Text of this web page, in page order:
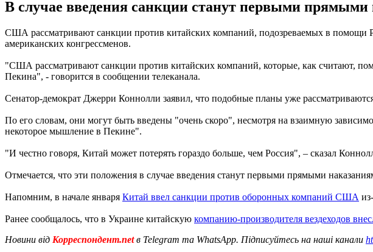
В случае введения санкции станут первыми
США рассматривают санкции против китайских компаний, подозреваемых в
американских конгрессменов.
"США рассматривают санкции против китайских компаний, которые, как считают,
Пекина", - говорится в сообщении телеканала.
Сенатор-демократ Джерри Коннолли заявил, что подобные планы уже
По его словам, они могут быть введены "очень скоро", несмотря на взаимную
некоторое мышление в Пекине".
"И честно говоря, Китай может потерять гораздо больше, чем Россия", – сказал
Отмечается, что эти положения в случае введения станут первыми прямыми
Напомним, в начале января Китай ввел санкции против оборонных компаний США
Ранее сообщалось, что в Украине китайскую компанию-производителя вездеходов
Новини від Корреспондент.netв Telegram та WhatsApp. Підписуйтесь на наші канали